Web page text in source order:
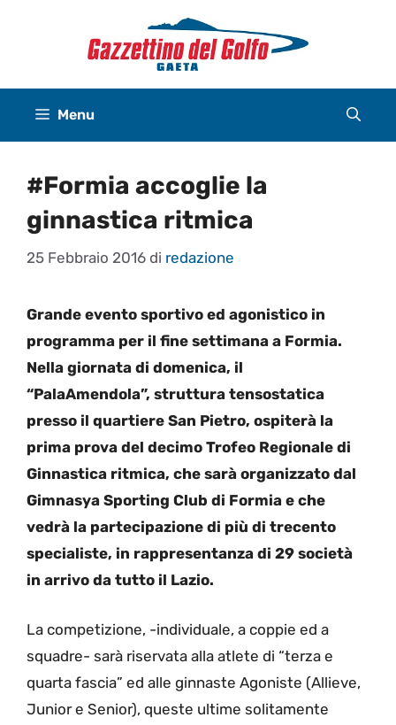
Menu
#Formia accoglie la
ginnastica ritmica
25 Febbraio 2016 di redazione
Grande evento sportivo ed agonistico in
programma per il fine settimana a Formia.
Nella giornata di domenica, il
“PalaAmendola”, struttura tensostatica
presso il quartiere San Pietro, ospiterà la
prima prova del decimo Trofeo Regionale di
Ginnastica ritmica, che sarà organizzato dal
Gimnasya Sporting Club di Formia e che
vedrà la partecipazione di più di trecento
specialiste, in rappresentanza di 29 società
in arrivo da tutto il Lazio.
La competizione, -individuale, a coppie ed a
squadre- sarà riservata alla atlete di “terza e
quarta fascia” ed alle ginnaste Agoniste (Allieve,
Junior e Senior), queste ultime solitamente